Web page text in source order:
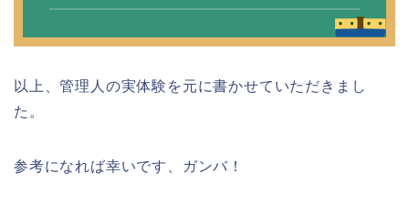
以上、管理人の実体験を元に書かせていただきまし
た。
参考になれば幸いです、ガンバ！